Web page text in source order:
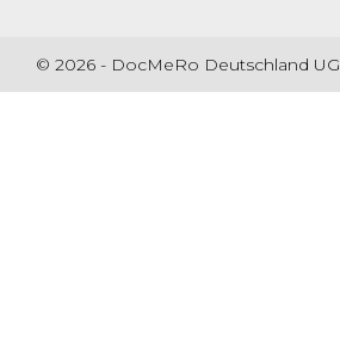
© 2026 - DocMeRo Deutschland UG